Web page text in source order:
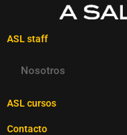
ASL staff
Nosotros
ASL cursos
Contacto